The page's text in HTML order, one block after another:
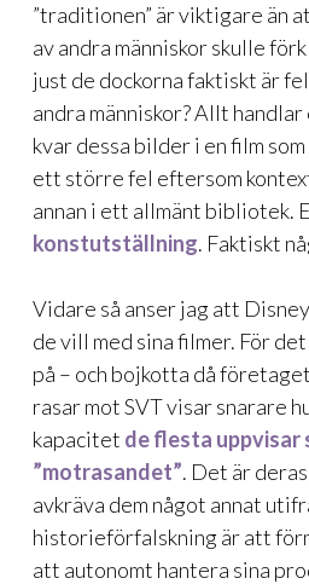
”traditionen” är viktigare än
av andra människor skulle
just de dockorna faktiskt är
andra människor? Allt
kvar dessa bilder i en film
ett större fel eftersom
annan i ett allmänt bibliotek.
konstutställning. Faktiskt
Vidare så anser jag att
de vill med sina filmer. För
på – och bojkotta då
rasar mot SVT visar snarare
kapacitet de flesta uppvisar
”motrasandet”. Det är
avkräva dem något annat
historieförfalskning är att
att autonomt hantera sina